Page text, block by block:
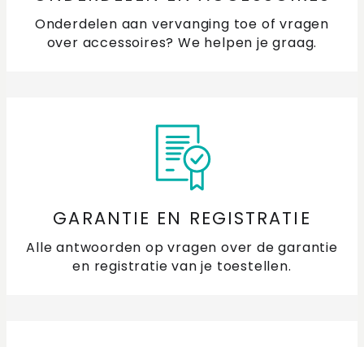
Onderdelen aan vervanging toe of vragen
over accessoires? We helpen je graag.
GARANTIE EN REGISTRATIE
Alle antwoorden op vragen over de garantie
en registratie van je toestellen.